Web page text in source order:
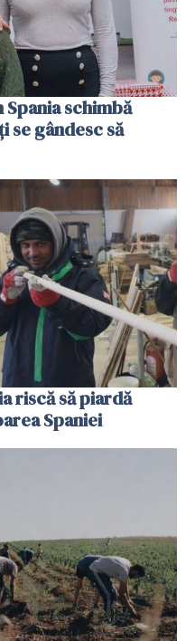
schimbă
se gândesc să
riscă să piardă
Spaniei